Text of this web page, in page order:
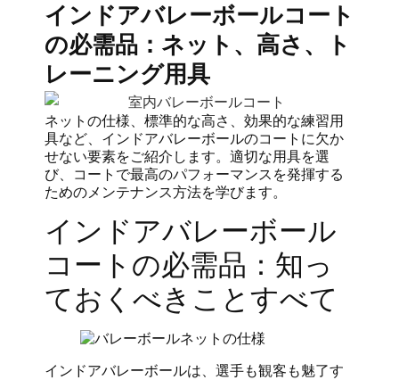
インドアバレーボールコート
の必需品：ネット、高さ、ト
レーニング用具
ネットの仕様、標準的な高さ、効果的な練習用
具など、インドアバレーボールのコートに欠か
せない要素をご紹介します。適切な用具を選
び、コートで最高のパフォーマンスを発揮する
ためのメンテナンス方法を学びます。
インドアバレーボール
コートの必需品：知っ
ておくべきことすべて
インドアバレーボールは、選手も観客も魅了す